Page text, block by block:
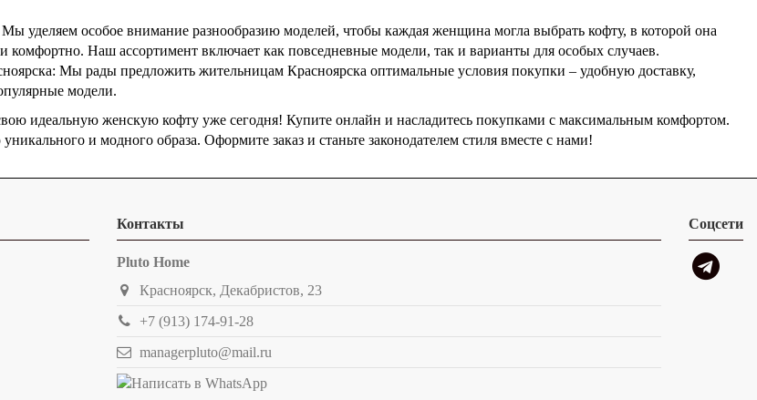
Мы уделяем особое внимание разнообразию моделей, чтобы каждая женщина могла выбрать кофту, в которой она
и комфортно. Наш ассортимент включает как повседневные модели, так и варианты для особых случаев.
Мы рады предложить жительницам Красноярска оптимальные условия покупки – удобную доставку,
модели.
идеальную женскую кофту уже сегодня! Купите онлайн и насладитесь покупками с максимальным комфортом.
и модного образа. Оформите заказ и станьте законодателем стиля вместе с нами!
Контакты
Pluto Home
Красноярск, Декабристов, 23
+7 (913) 174-91-28
managerpluto@mail.ru
Соцсети